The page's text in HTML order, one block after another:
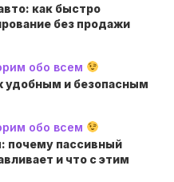
как быстро
без продажи
обо всем
удобным и безопасным
обо всем
почему пассивный
и что с этим